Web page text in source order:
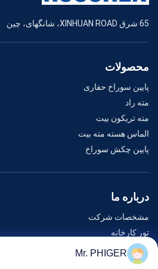
65 شرق XINHUAN ROAD، شانگهای، چین
محصولات
پایین سوراخ حفاری
مته راد
مته تریکون بیت
الماس هسته مته بیت
پایین چکش سوراخ
درباره ما
مشخصات شرکت
تور کارخانه
کنترل کیفیت
نقشه سایت
Mr. PHIGER